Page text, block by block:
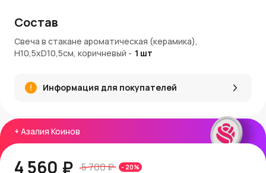
+ Азалия Коинов
4 560 ₽ 5 700 ₽ - 20%
Диаметр: 10,5 см
Цвет: коричневый — теплый, природный оттенок
многоразовый
Аромат наполняет пространство мягкими,
Ровное и чистое горение без копоти
Подходит для интерьера, подарков и уютных вечеров
Артикул: TCB105105-YB-1BR
Заказ и доставка:
Состав
Свеча в стакане ароматическая (керамика),
H10,5xD10,5см, коричневый - 1 шт
Информация для покупателей